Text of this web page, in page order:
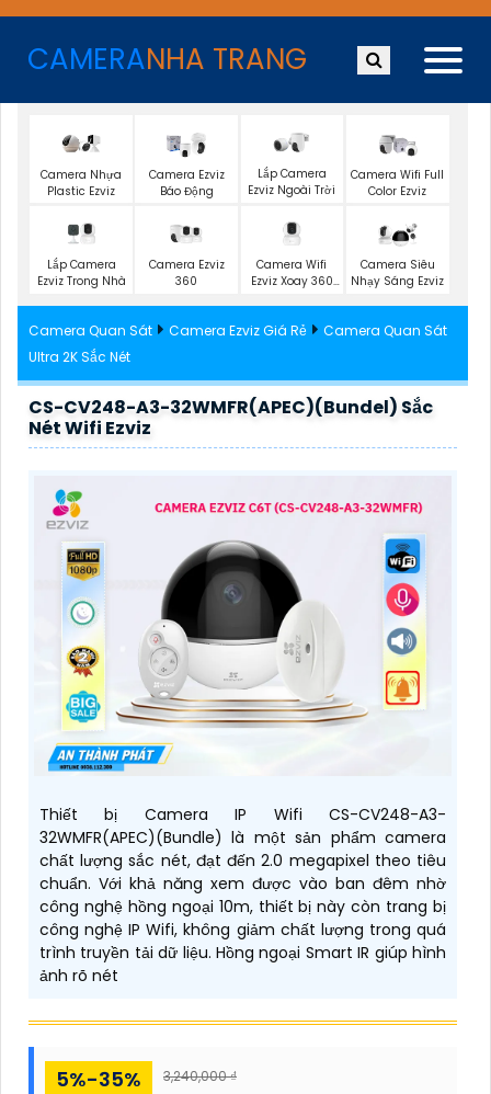
CAMERANHA TRANG
Camera Nhựa
Plastic Ezviz
Camera Ezviz
Báo Động
Lắp Camera
Ezviz Ngoài Trời
Camera Wifi Full
Color Ezviz
Lắp Camera
Ezviz Trong Nhà
Camera Ezviz
360
Camera Wifi
Ezviz Xoay 360
Camera Siêu
Nhạy Sáng Ezviz
Camera Quan Sát Camera Ezviz Giá Rẻ
Camera Quan Sát
Ultra 2K Sắc Nét
CS-CV248-A3-32WMFR(APEC)(Bundel) Sắc
Nét Wifi Ezviz
Thiết bị Camera IP Wifi CS-CV248-A3-
32WMFR(APEC)(Bundle) là một sản phẩm camera
chất lượng sắc nét, đạt đến 2.0 megapixel theo tiêu
chuẩn. Với khả năng xem được vào ban đêm nhờ
công nghệ hồng ngoại 10m, thiết bị này còn trang bị
công nghệ IP Wifi, không giảm chất lượng trong quá
trình truyền tải dữ liệu. Hồng ngoại Smart IR giúp hình
ảnh rõ nét
5%-35% 3,240,000 ₫